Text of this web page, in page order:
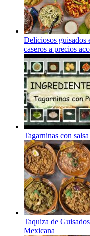
Deliciosos guisados
caseros a precios
Tagarninas con
Taquiza de
Mexicana